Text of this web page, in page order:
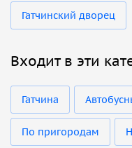
Гатчинский дворец
Входит в эти
Гатчина
По пригородам